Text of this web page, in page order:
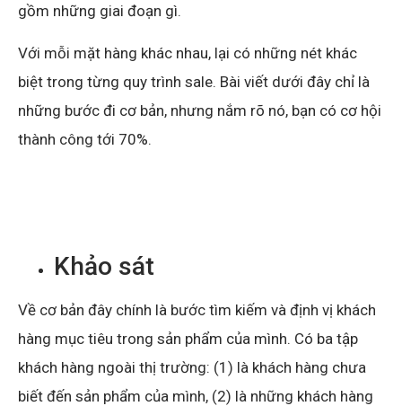
gồm những giai đoạn gì.
Với mỗi mặt hàng khác nhau, lại có những nét khác
biệt trong từng quy trình sale. Bài viết dưới đây chỉ là
những bước đi cơ bản, nhưng nắm rõ nó, bạn có cơ hội
thành công tới 70%.
Khảo sát
Về cơ bản đây chính là bước tìm kiếm và định vị khách
hàng mục tiêu trong sản phẩm của mình. Có ba tập
khách hàng ngoài thị trường: (1) là khách hàng chưa
biết đến sản phẩm của mình, (2) là những khách hàng